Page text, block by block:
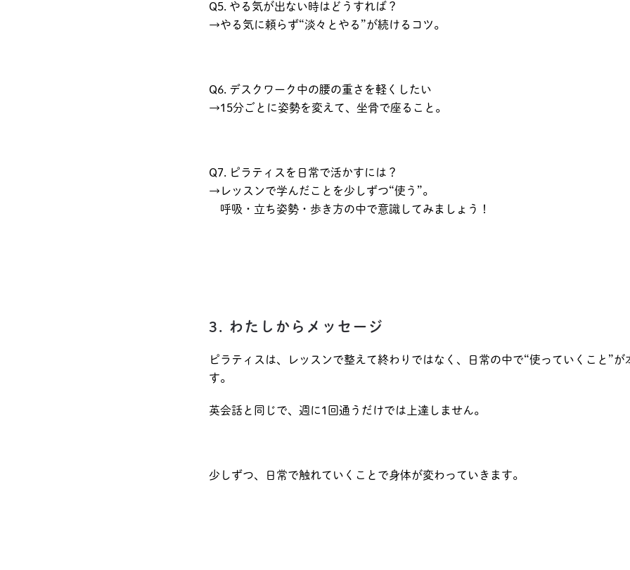
Q5. やる気が出ない時はどうすれば？
→やる気に頼らず“淡々とやる”が続けるコツ。
Q6. デスクワーク中の腰の重さを軽くしたい
→15分ごとに姿勢を変えて、坐骨で座ること。
Q7. ピラティスを日常で活かすには？
→レッスンで学んだことを少しずつ“使う”。
呼吸・立ち姿勢・歩き方の中で意識してみましょう！
3. わたしからメッセージ
ピラティスは、レッスンで整えて終わりではなく、日常の中で“使っていくこと”が
す。
英会話と同じで、週に1回通うだけでは上達しません。
少しずつ、日常で触れていくことで身体が変わっていきます。